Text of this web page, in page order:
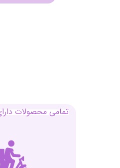
تمامی محصولات